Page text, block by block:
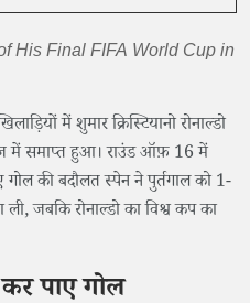
His Final FIFA World Cup in
में शुमार क्रिस्टियानो रोनाल्डो
में समाप्त हुआ। राउंड ऑफ़ 16 में
की बदौलत स्पेन ने पुर्तगाल को 1-
जबकि रोनाल्डो का विश्व कप का
कर पाए गोल